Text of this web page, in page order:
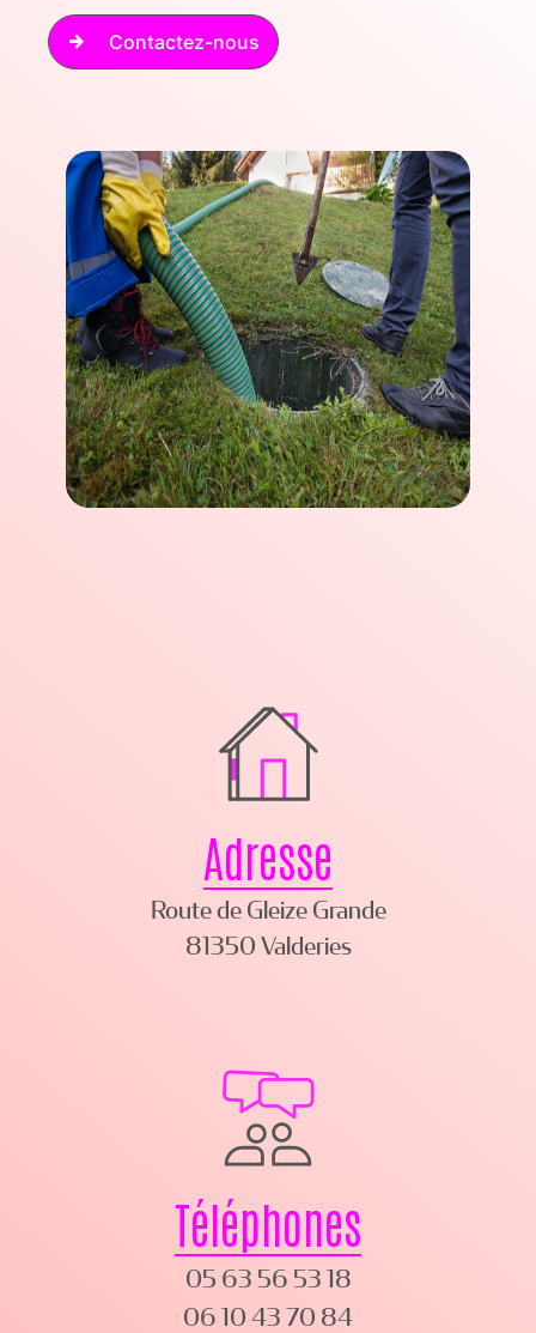
Contactez-nous
Adresse
Route de Gleize Grande
81350 Valderies
Téléphones
05 63 56 53 18
06 10 43 70 84